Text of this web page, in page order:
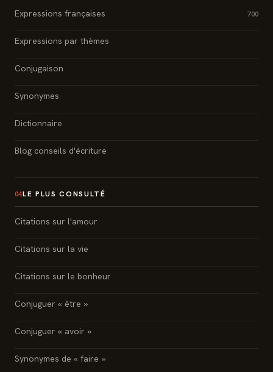
Expressions françaises 700
Expressions par thèmes
Conjugaison
Synonymes
Dictionnaire
Blog conseils d'écriture
04LE PLUS CONSULTÉ
Citations sur l'amour
Citations sur la vie
Citations sur le bonheur
Conjuguer « être »
Conjuguer « avoir »
Synonymes de « faire »